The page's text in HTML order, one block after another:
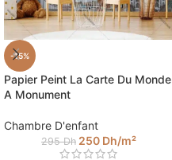
-15%
Papier Peint La Carte Du Monde
A Monument
Chambre D'enfant
295Dh 250 Dh/m²